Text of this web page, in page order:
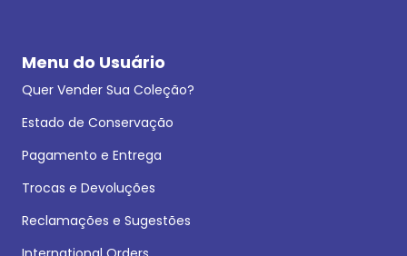
Menu do Usuário
Quer Vender Sua Coleção?
Estado de Conservação
Pagamento e Entrega
Trocas e Devoluções
Reclamações e Sugestões